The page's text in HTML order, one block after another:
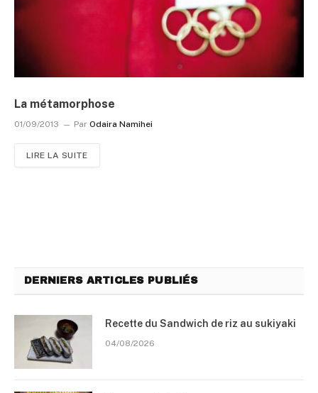
La métamorphose
01/09/2013 Par Odaira Namihei
LIRE LA SUITE
DERNIERS ARTICLES PUBLIÉS
Recette du Sandwich de riz au sukiyaki
04/08/2026